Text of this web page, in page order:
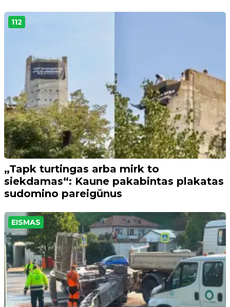
112
„Tapk turtingas arba mirk to
siekdamas“: Kaune pakabintas plakatas
sudomino pareigūnus
EISMAS